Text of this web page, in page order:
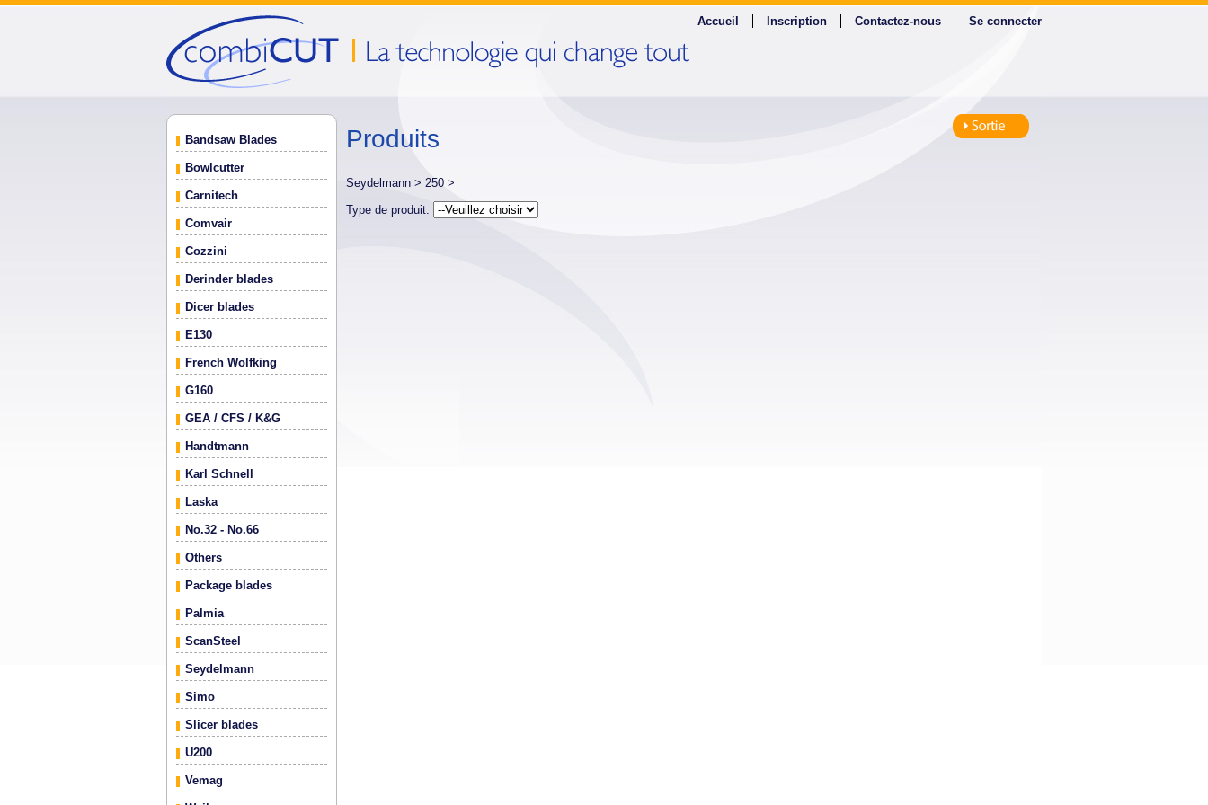
Se connecter
Contactez-nous
Inscription
Accueil
Bandsaw Blades
Bowlcutter
Carnitech
Comvair
Cozzini
Derinder blades
Dicer blades
E130
French Wolfking
G160
GEA / CFS / K&G
Handtmann
Karl Schnell
Laska
No.32 - No.66
Others
Package blades
Palmia
ScanSteel
Seydelmann
Simo
Slicer blades
U200
Vemag
Produits
Seydelmann > 250 >
Type de produit: